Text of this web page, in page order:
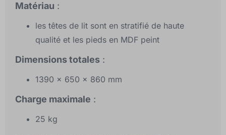
Matériau :
les têtes de lit sont en stratifié de haute
qualité et les pieds en MDF peint
Dimensions totales :
1390 x 650 x 860 mm
Charge maximale :
25 kg